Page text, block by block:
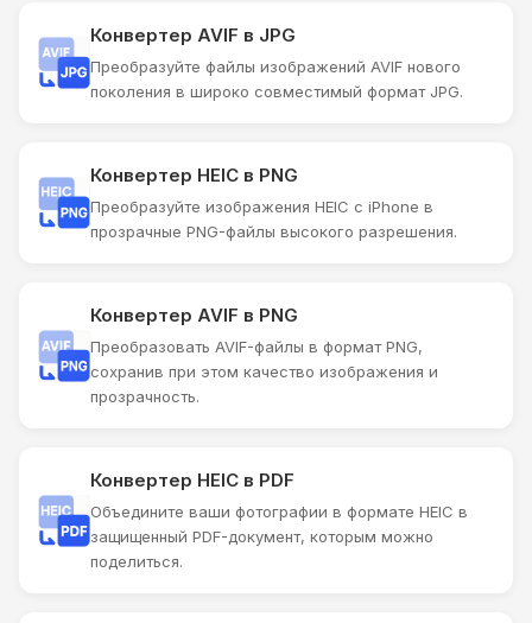
Конвертер AVIF в JPG
Преобразуйте файлы изображений AVIF нового
поколения в широко совместимый формат JPG.
Конвертер HEIC в PNG
Преобразуйте изображения HEIC с iPhone в
прозрачные PNG-файлы высокого разрешения.
Конвертер AVIF в PNG
Преобразовать AVIF-файлы в формат PNG,
сохранив при этом качество изображения и
прозрачность.
Конвертер HEIC в PDF
Объедините ваши фотографии в формате HEIC в
защищенный PDF-документ, которым можно
поделиться.